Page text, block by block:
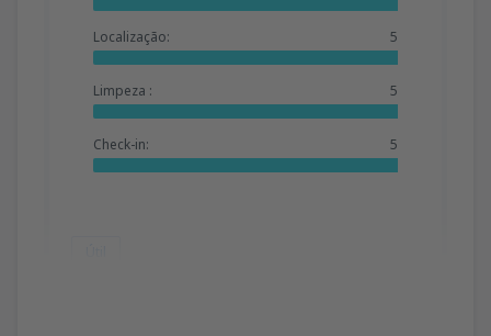
Localização: 5
Limpeza : 5
Check-in: 5